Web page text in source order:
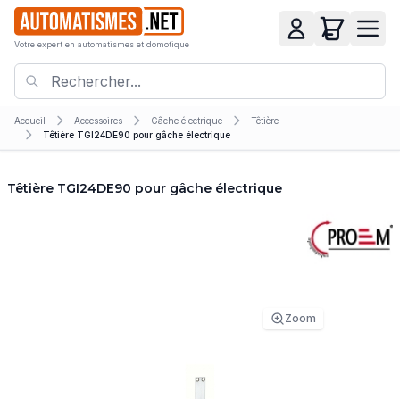
Votre expert en automatismes et domotique
Accueil Accessoires Gâche électrique
Têtière
Têtière TGI24DE90 pour gâche électrique
Têtière TGI24DE90 pour gâche électrique
Zoom